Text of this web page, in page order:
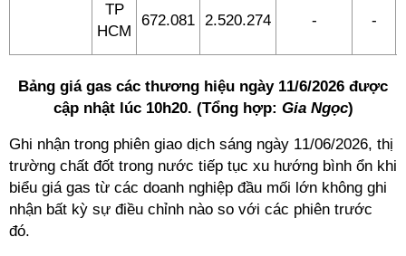
TP
HCM
672.081 2.520.274 - -
Bảng giá gas các thương hiệu ngày 11/6/2026 được
cập nhật lúc 10h20. (Tổng hợp: Gia Ngọc)
Ghi nhận trong phiên giao dịch sáng ngày 11/06/2026, thị
trường chất đốt trong nước tiếp tục xu hướng bình ổn khi
biểu giá gas từ các doanh nghiệp đầu mối lớn không ghi
nhận bất kỳ sự điều chỉnh nào so với các phiên trước
đó.